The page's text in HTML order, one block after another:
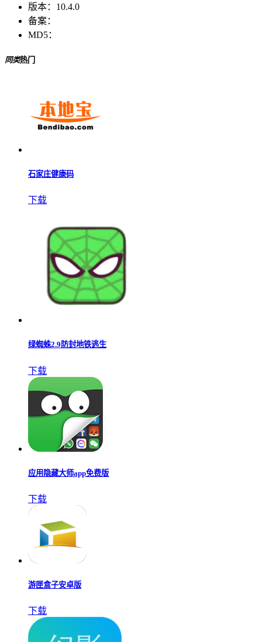
版本： 10.4.0
备案：
MD5：
同类热门
石家庄健康码
下载
绿蜘蛛2.9防封地铁逃生
下载
应用隐藏大师app免费版
下载
游匣盒子安卓版
下载